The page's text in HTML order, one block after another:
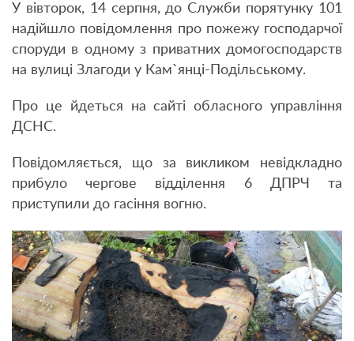
У вівторок, 14 серпня, до Служби порятунку 101
надійшло повідомлення про пожежу господарчої
споруди в одному з приватних домогосподарств
на вулиці Злагоди у Кам`янці- Подільському.
Про це йдеться на сайті обласного управління
ДСНС.
Повідомляється, що за викликом невідкладно
прибуло чергове відділення 6 ДПРЧ та
приступили до гасіння вогню.